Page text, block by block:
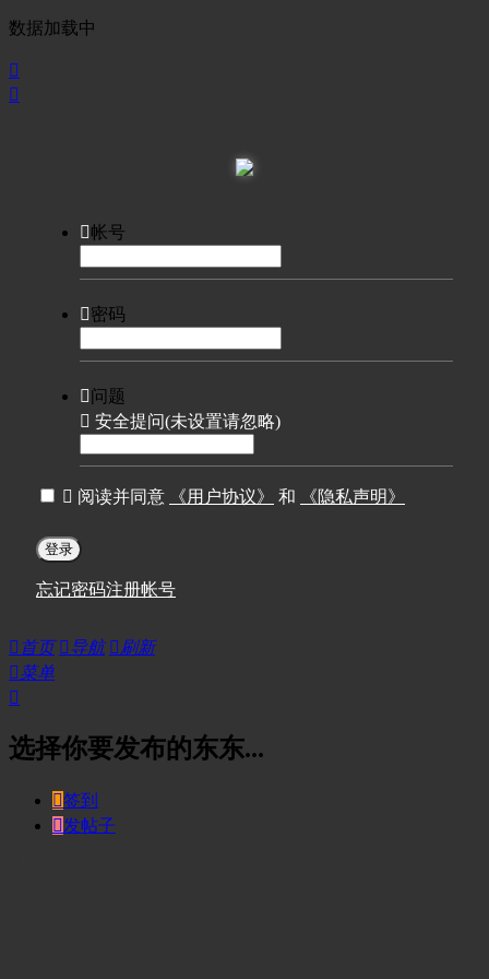
数据加载中


帐号
密码
问题
 安全提问(未设置请忽略)
 阅读并同意 《用户协议》 和 《隐私声明》
登录
忘记密码注册帐号
 首页 导航  刷新
菜单

选择你要发布的东东...
签到
发帖子